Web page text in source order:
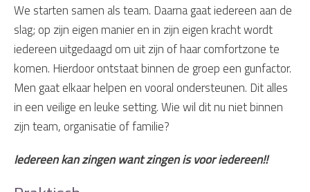
We starten samen als team. Daarna gaat iedereen aan de
slag; op zijn eigen manier en in zijn eigen kracht wordt
iedereen uitgedaagd om uit zijn of haar comfortzone te
komen. Hierdoor ontstaat binnen de groep een gunfactor.
Men gaat elkaar helpen en vooral ondersteunen. Dit alles
in een veilige en leuke setting. Wie wil dit nu niet binnen
zijn team, organisatie of familie?
Iedereen kan zingen want zingen is voor iedereen!!